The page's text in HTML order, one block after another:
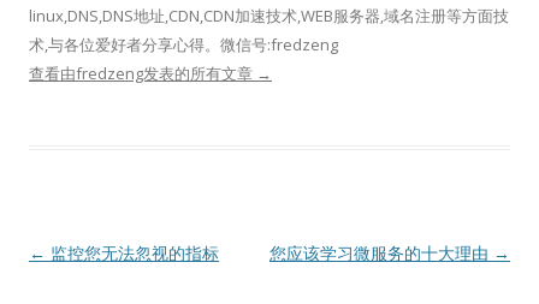
linux,DNS,DNS地址,CDN,CDN加速技术,WEB服务器,域名注册等方面技
术,与各位爱好者分享心得。微信号:fredzeng
查看由fredzeng发表的所有文章 →
文
← 监控您无法忽视的指标 您应该学习微服务的十大理由 →